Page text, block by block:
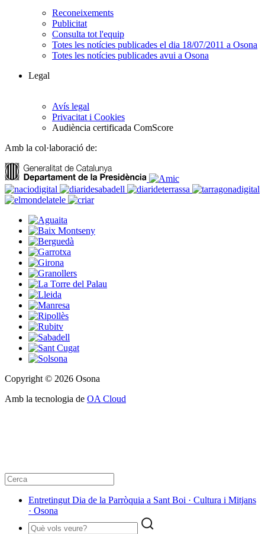
Reconeixements
Publicitat
Consulta tot l'equip
Totes les notícies publicades el dia 18/07/2011 a Osona
Totes les notícies publicades avui a Osona
Legal
Avís legal
Privacitat i Cookies
Audiència certificada ComScore
Amb la col·laboració de:
Copyright © 2026 Osona
Amb la tecnologia de OA Cloud
Entretingut Dia de la Parròquia a Sant Boi · Cultura i Mitjans
· Osona